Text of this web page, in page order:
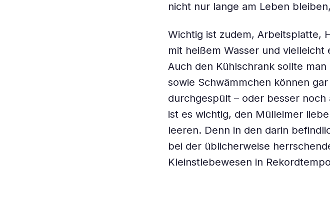
nicht nur lange am Leben
Wichtig ist zudem, Arbeitsplatte,
mit heißem Wasser und
Auch den Kühlschrank sollte
sowie Schwämmchen können
durchgespült – oder besser
ist es wichtig, den Mülleimer
leeren. Denn in den darin
bei der üblicherweise
Kleinstlebewesen in